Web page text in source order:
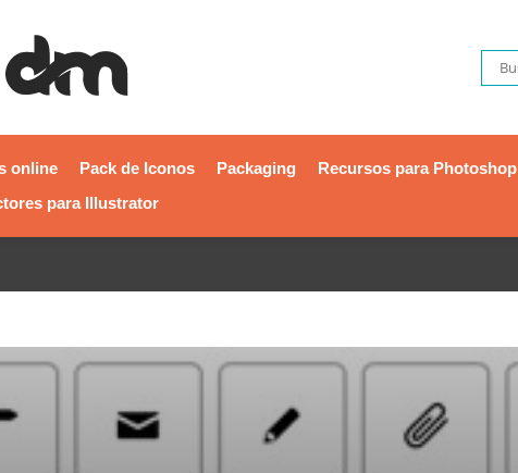
online Pack de Iconos Packaging Recursos para Photoshop
para Illustrator